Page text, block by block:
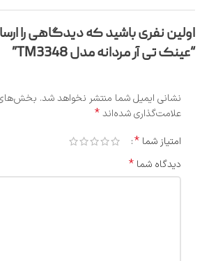
اولین نفری باشید که دیدگاهی را
“عینک تی آر مردانه مدل TM3348”
نشانی ایمیل شما منتشر نخواهد شد. بخش‌های
علامت‌گذاری شده‌اند*
امتیاز شما *
دیدگاه شما *